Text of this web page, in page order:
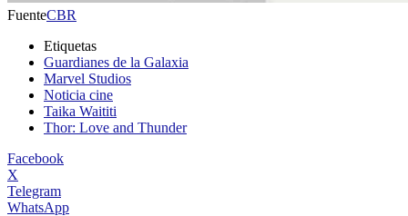
FuenteCBR
Etiquetas
Guardianes de la Galaxia
Marvel Studios
Noticia cine
Taika Waititi
Thor: Love and Thunder
Facebook
X
Telegram
WhatsApp